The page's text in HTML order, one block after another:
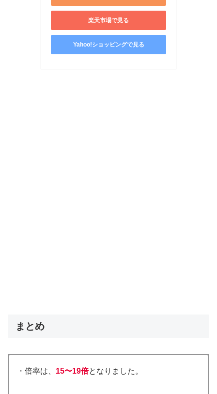
楽天市場で見る
Yahoo!ショッピングで見る
まとめ
・倍率は、 15〜19倍となりました。